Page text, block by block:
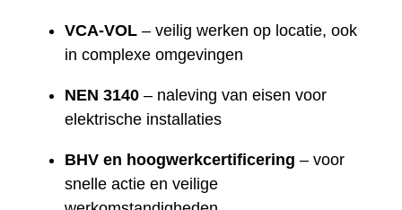
VCA-VOL – veilig werken op locatie, ook
in complexe omgevingen
NEN 3140 – naleving van eisen voor
elektrische installaties
BHV en hoogwerkcertificering – voor
snelle actie en veilige